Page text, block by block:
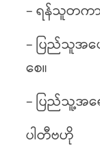
– ရန်သူတကာ
– ပြည်သူအပ
စေ။
– ပြည်သူ့အရ
ပါတီဗဟို